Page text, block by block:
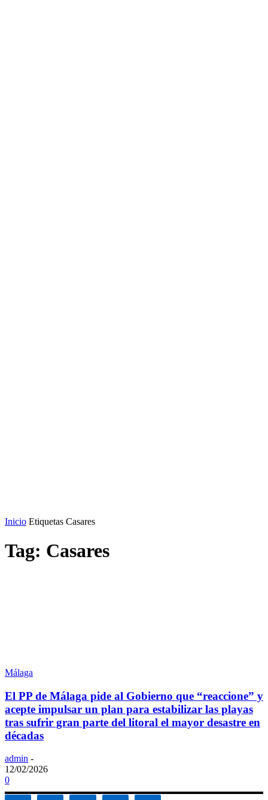
Inicio Etiquetas Casares
Tag: Casares
Málaga
El PP de Málaga pide al Gobierno que “reaccione” y
acepte impulsar un plan para estabilizar las playas
tras sufrir gran parte del litoral el mayor desastre en
décadas
admin -
12/02/2026
0